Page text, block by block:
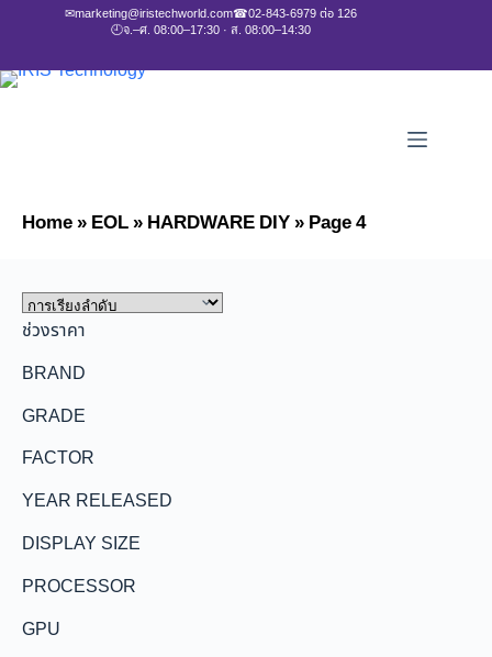
✉marketing@iristechworld.com☎02-843-6979 ต่อ 126
🕘จ.–ศ. 08:00–17:30 · ส. 08:00–14:30
Home»EOL»HARDWARE DIY»Page 4
ช่วงราคา
BRAND
GRADE
FACTOR
YEAR RELEASED
DISPLAY SIZE
PROCESSOR
GPU